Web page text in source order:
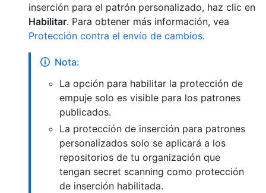
inserción para el patrón personalizado, haz clic en
Habilitar. Para obtener más información, vea
Protección contra el envío de cambios.
Nota:
La opción para habilitar la protección de
empuje solo es visible para los patrones
publicados.
La protección de inserción para patrones
personalizados solo se aplicará a los
repositorios de tu organización que
tengan secret scanning como protección
de inserción habilitada.